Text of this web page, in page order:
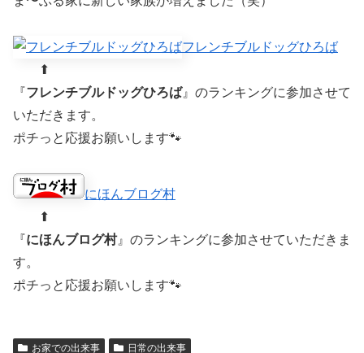
フレンチブルドッグひろば
⬆︎
『フレンチブルドッグひろば』のランキングに参加させて
いただきます。
ポチっと応援お願いします🐾
にほんブログ村
⬆︎
『にほんブログ村』のランキングに参加させていただきま
す。
ポチっと応援お願いします🐾
お家での出来事 日常の出来事